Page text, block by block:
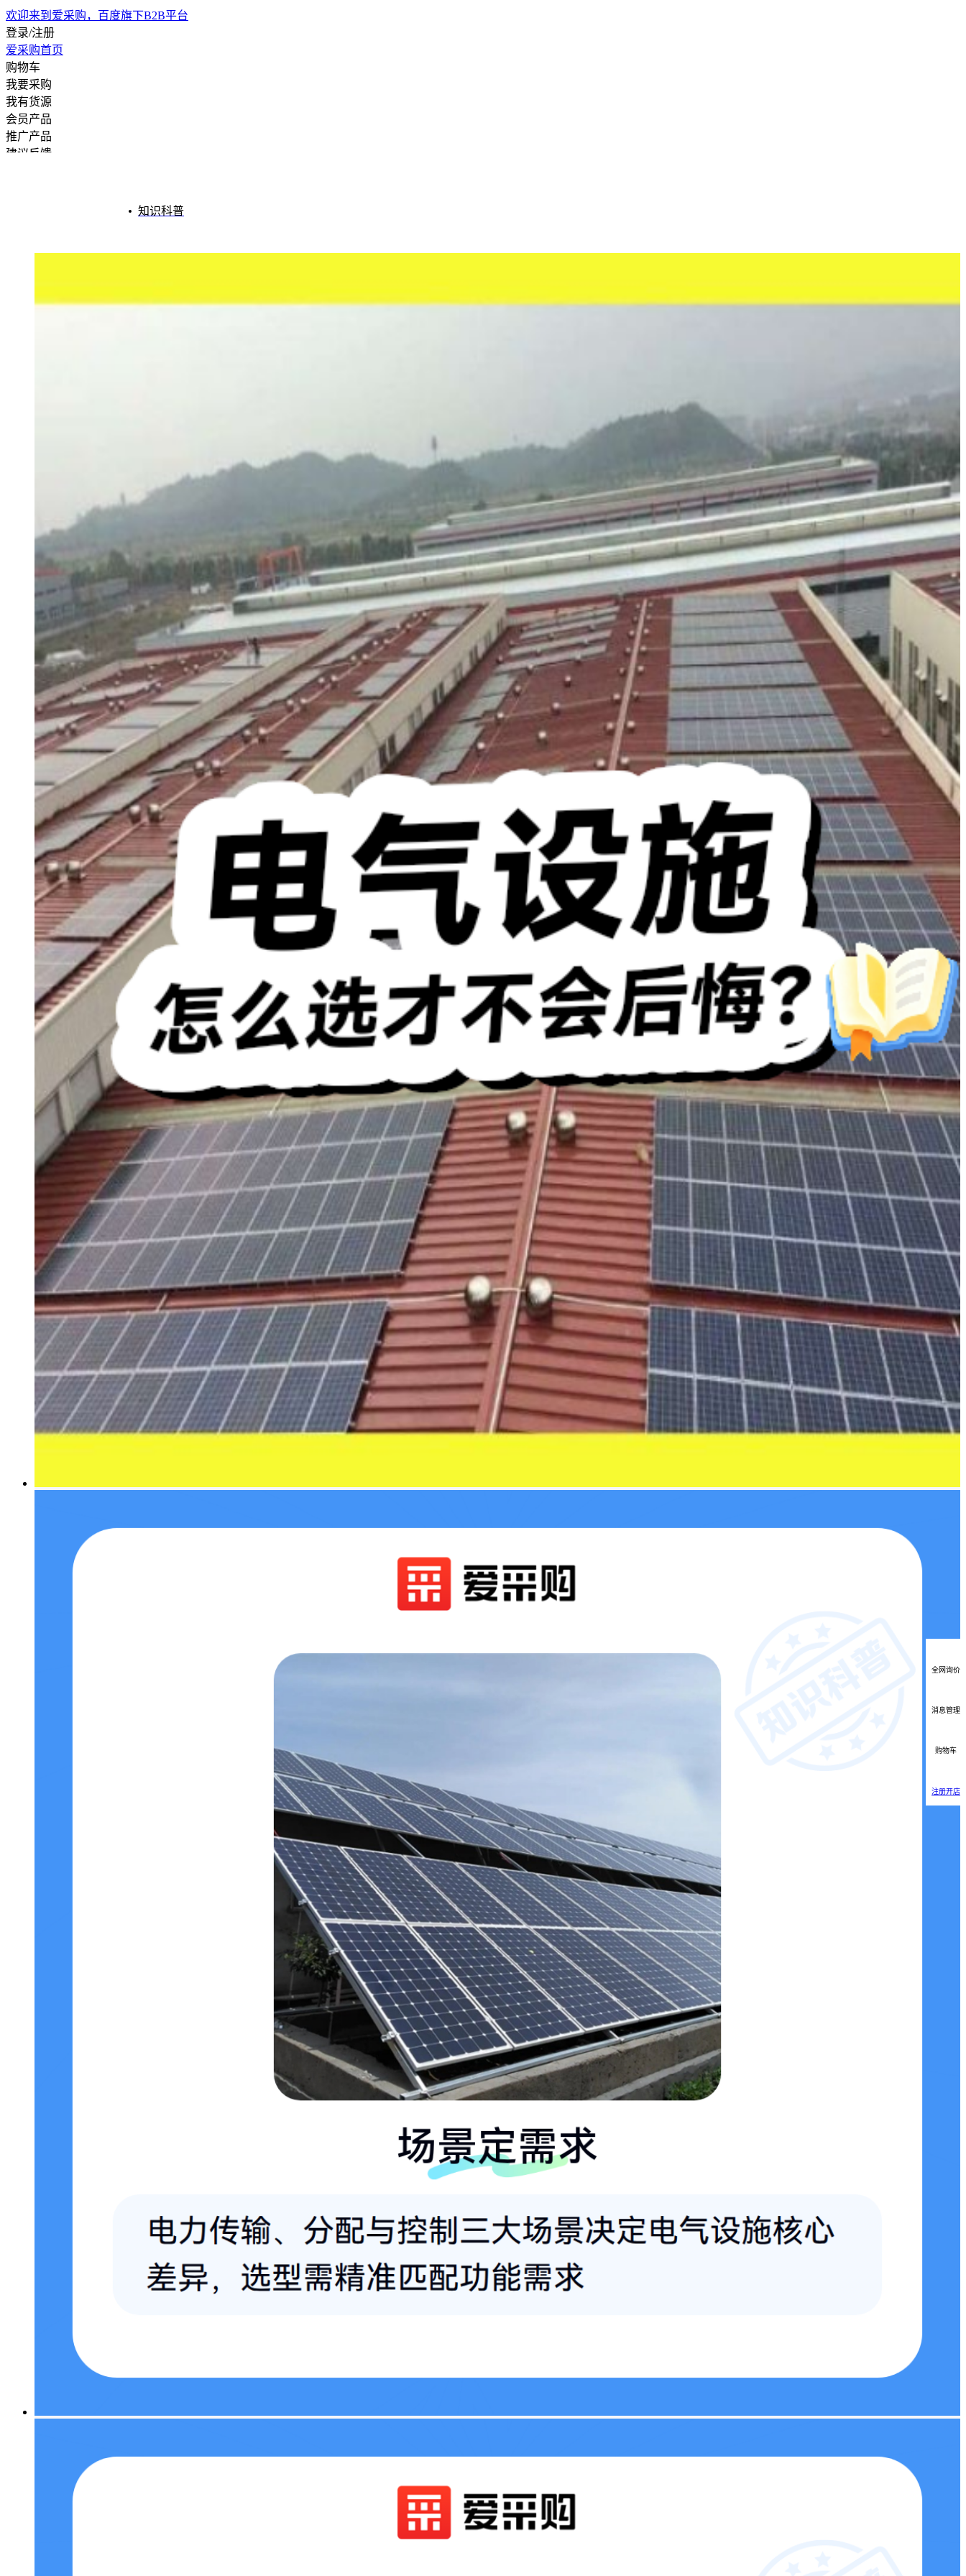
欢迎来到爱采购，百度旗下B2B平台
登录/注册
爱采购首页
购物车
我要采购
我有货源
会员产品
推广产品
建议反馈
知识科普
全网询价
消息管理
购物车
注册开店